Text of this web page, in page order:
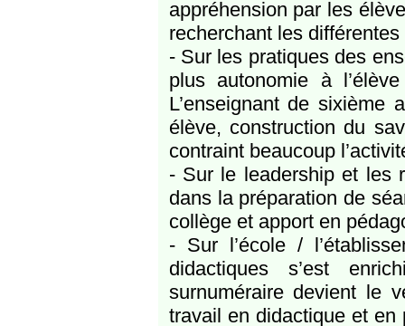
appréhension par les
recherchant les
- Sur les pratiques des
plus autonomie à
L’enseignant de
élève, construction du
contraint beaucoup
- Sur le leadership et les
dans la préparation de
collège et apport en
- Sur l’école /
didactiques s’est
surnuméraire devient le
travail en didactique et en